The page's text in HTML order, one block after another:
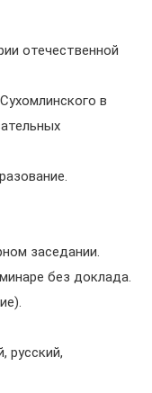
отечественной
в
заседании.
без доклада.
русский,